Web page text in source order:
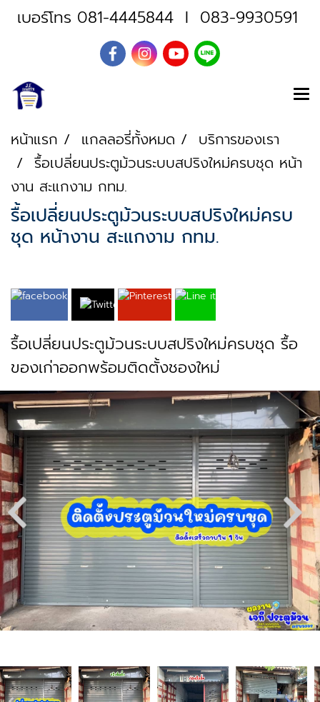
เบอร์โทร 081-4445844I 083-9930591
หน้าแรก แกลลอรี่ทั้งหมด
บริการของเรา
รื้อเปลี่ยนประตูม้วนระบบสปริงใหม่ครบชุด หน้า
งาน สะแกงาม กทม.
รื้อเปลี่ยนประตูม้วนระบบสปริงใหม่ครบ
ชุด หน้างาน สะแกงาม กทม.
รื้อเปลี่ยนประตูม้วนระบบสปริงใหม่ครบชุด รื้อ
ของเก่าออกพร้อมติดตั้งชองใหม่